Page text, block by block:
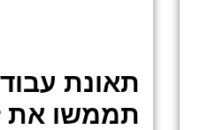
תאונת
תממשו את